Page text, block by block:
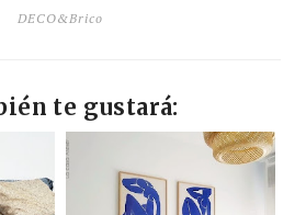
DECO&Brico
te gustará: